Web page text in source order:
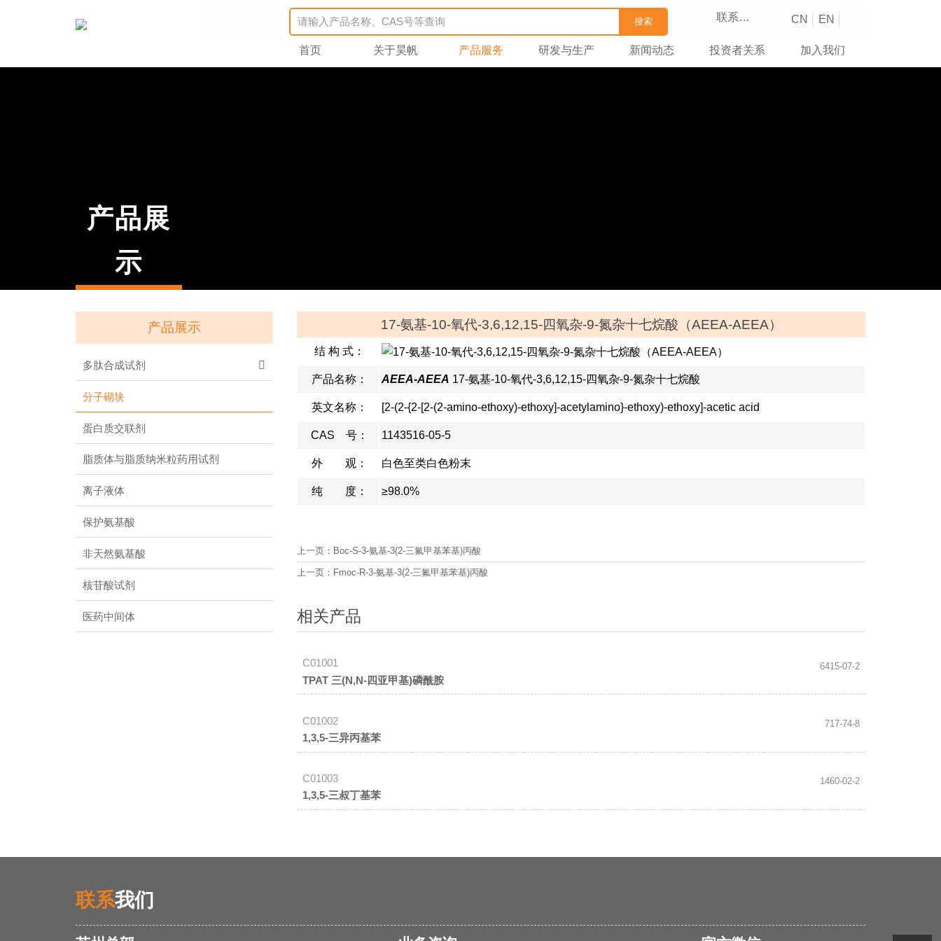
搜索 联系我们 CN EN
首页 关于昊帆 产品服务 研发与生产 新闻动态 投资者关系 加入我们
产品展
示
产品展示
多肽合成试剂 
分子砌块
蛋白质交联剂
脂质体与脂质纳米粒药用试剂
离子液体
保护氨基酸
非天然氨基酸
核苷酸试剂
医药中间体
17-氨基-10-氧代-3,6,12,15-四氧杂-9-氮杂十七烷酸（AEEA-AEEA）
结 构 式：
产品名称： AEEA-AEEA 17-氨基-10-氧代-3,6,12,15-四氧杂-9-氮杂十七烷酸
英文名称： [2-(2-{2-[2-(2-amino-ethoxy)-ethoxy]-acetylamino}-ethoxy)-ethoxy]-acetic acid
CAS 号： 1143516-05-5
外 观： 白色至类白色粉末
纯 度： ≥98.0%
上一页： Boc-S-3-氨基-3(2-三氟甲基苯基)丙酸
上一页： Fmoc-R-3-氨基-3(2-三氟甲基苯基)丙酸
相关产品
C01001
TPAT 三(N,N-四亚甲基)磷酰胺
6415-07-2
C01002
1,3,5-三异丙基苯
717-74-8
C01003
1,3,5-三叔丁基苯
1460-02-2
联系我们